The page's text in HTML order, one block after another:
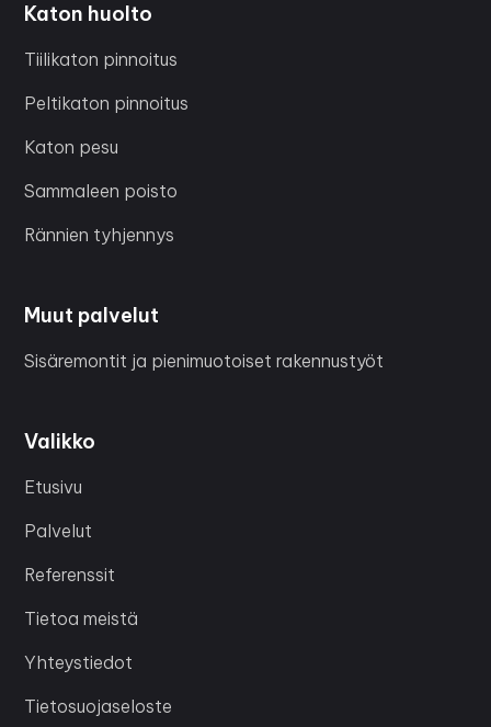
Katon huolto
Tiilikaton pinnoitus
Peltikaton pinnoitus
Katon pesu
Sammaleen poisto
Rännien tyhjennys
Muut palvelut
Sisäremontit ja pienimuotoiset rakennustyöt
Valikko
Etusivu
Palvelut
Referenssit
Tietoa meistä
Yhteystiedot
Tietosuojaseloste